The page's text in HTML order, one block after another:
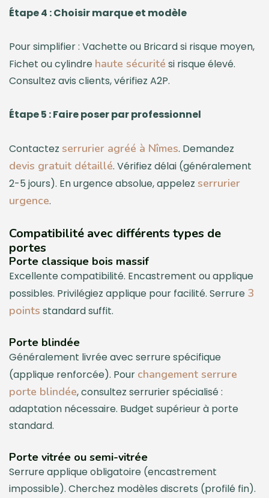
Étape 4 : Choisir marque et modèle
Pour simplifier : Vachette ou Bricard si risque moyen,
Fichet ou cylindre haute sécurité si risque élevé.
Consultez avis clients, vérifiez A2P.
Étape 5 : Faire poser par professionnel
Contactez serrurier agréé à Nîmes. Demandez
devis gratuit détaillé. Vérifiez délai (généralement
2-5 jours). En urgence absolue, appelez serrurier
urgence.
Compatibilité avec différents types de
portes
Porte classique bois massif
Excellente compatibilité. Encastrement ou applique
possibles. Privilégiez applique pour facilité. Serrure 3
points standard suffit.
Porte blindée
Généralement livrée avec serrure spécifique
(applique renforcée). Pour changement serrure
porte blindée, consultez serrurier spécialisé :
adaptation nécessaire. Budget supérieur à porte
standard.
Porte vitrée ou semi-vitrée
Serrure applique obligatoire (encastrement
impossible). Cherchez modèles discrets (profilé fin).